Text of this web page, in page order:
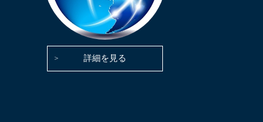
詳細を見る